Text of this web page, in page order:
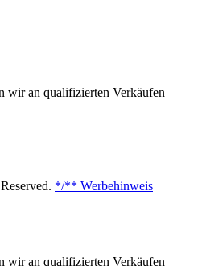
wir an qualifizierten Verkäufen
*/** Werbehinweis
wir an qualifizierten Verkäufen